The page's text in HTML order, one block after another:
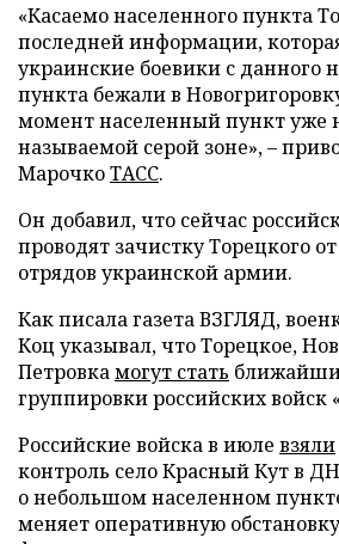
«Касаемо населенного пункта
последней информации,
украинские боевики с данного
пункта бежали в
момент населенный пункт уже
называемой серой зоне», –
МарочкоТАСС.
Он добавил, что сейчас
проводят зачистку Торецкого
отрядов украинской армии.
Как писала газета ВЗГЛЯД,
Коц указывал, что Торецкое,
Петровкамогут стать
группировки российских войск
Российские войска в июле взяли
контроль село Красный Кут в
о небольшом населенном
меняет оперативную